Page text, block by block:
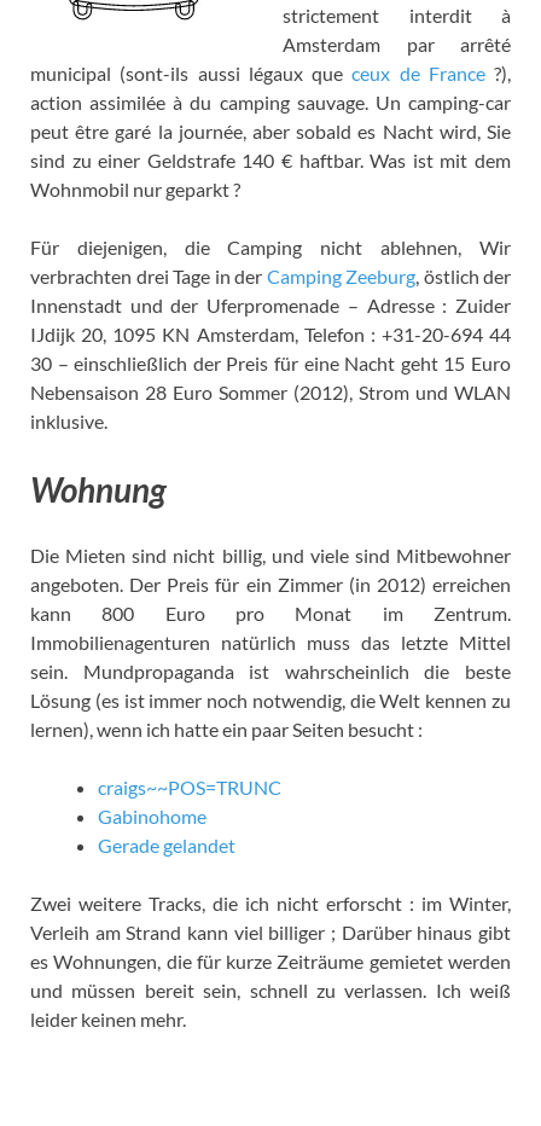
strictement interdit à
Amsterdam par arrêté
municipal (sont-ils aussi légaux que ceux de France?),
action assimilée à du camping sauvage. Un camping-car
peut être garé la journée, aber sobald es Nacht wird, Sie
sind zu einer Geldstrafe 140 € haftbar. Was ist mit dem
Wohnmobil nur geparkt ?
Für diejenigen, die Camping nicht ablehnen, Wir
verbrachten drei Tage in der Camping Zeeburg, östlich der
Innenstadt und der Uferpromenade – Adresse : Zuider
IJdijk 20, 1095 KN Amsterdam, Telefon : +31-20-694 44
30 – einschließlich der Preis für eine Nacht geht 15 Euro
Nebensaison 28 Euro Sommer (2012), Strom und WLAN
inklusive.
Wohnung
Die Mieten sind nicht billig, und viele sind Mitbewohner
angeboten. Der Preis für ein Zimmer (in 2012) erreichen
kann 800 Euro pro Monat im Zentrum.
Immobilienagenturen natürlich muss das letzte Mittel
sein. Mundpropaganda ist wahrscheinlich die beste
Lösung (es ist immer noch notwendig, die Welt kennen zu
lernen), wenn ich hatte ein paar Seiten besucht :
craigs~~POS=TRUNC
Gabinohome
Gerade gelandet
Zwei weitere Tracks, die ich nicht erforscht : im Winter,
Verleih am Strand kann viel billiger ; Darüber hinaus gibt
es Wohnungen, die für kurze Zeiträume gemietet werden
und müssen bereit sein, schnell zu verlassen. Ich weiß
leider keinen mehr.